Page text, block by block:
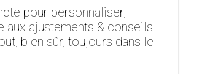
pour personnaliser,
aux ajustements & conseils
bien sûr, toujours dans le